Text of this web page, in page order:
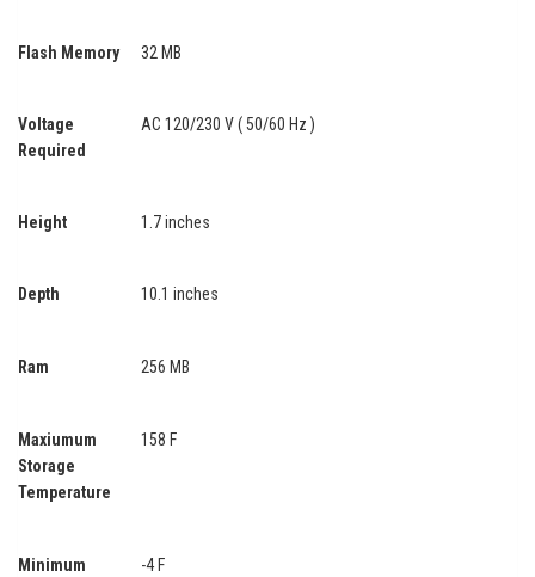
Flash Memory 32 MB
Voltage
Required
AC 120/230 V ( 50/60 Hz )
Height 1.7 inches
Depth 10.1 inches
Ram 256 MB
Maxiumum
Storage
Temperature
158 F
Minimum
-4 F